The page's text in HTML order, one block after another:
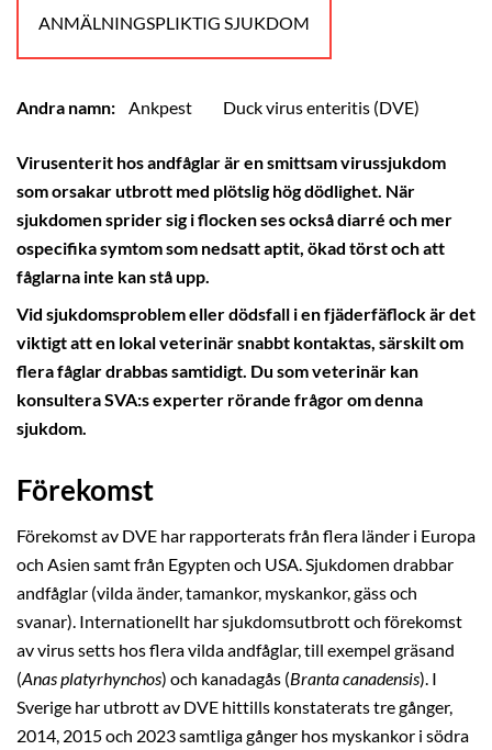
ANMÄLNINGSPLIKTIG SJUKDOM
Andra namn: Ankpest Duck virus enteritis (DVE)
Virusenterit hos andfåglar är en smittsam virussjukdom
som orsakar utbrott med plötslig hög dödlighet. När
sjukdomen sprider sig i flocken ses också diarré och mer
ospecifika symtom som nedsatt aptit, ökad törst och att
fåglarna inte kan stå upp.
Vid sjukdomsproblem eller dödsfall i en fjäderfäflock är det
viktigt att en lokal veterinär snabbt kontaktas, särskilt om
flera fåglar drabbas samtidigt. Du som veterinär kan
konsultera SVA:s experter rörande frågor om denna
sjukdom.
Förekomst
Förekomst av DVE har rapporterats från flera länder i Europa
och Asien samt från Egypten och USA. Sjukdomen drabbar
andfåglar (vilda änder, tamankor, myskankor, gäss och
svanar). Internationellt har sjukdomsutbrott och förekomst
av virus setts hos flera vilda andfåglar, till exempel gräsand
(Anas platyrhynchos) och kanadagås (Branta canadensis). I
Sverige har utbrott av DVE hittills konstaterats tre gånger,
2014, 2015 och 2023 samtliga gånger hos myskankor i södra